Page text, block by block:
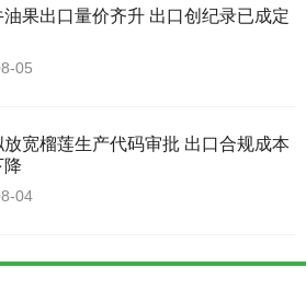
口量价齐升 出口创纪录已成定
05
榴莲生产代码审批 出口合规成本
降
04